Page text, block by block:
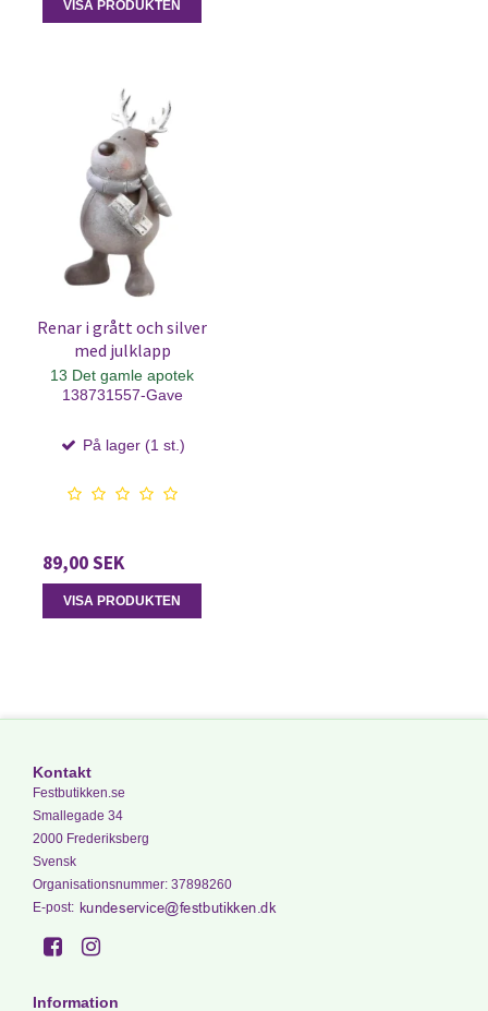
VISA PRODUKTEN
Renar i grått och silver
med julklapp
13 Det gamle apotek
138731557-Gave
På lager (1 st.)
89,00 SEK
VISA PRODUKTEN
Kontakt
Festbutikken.se
Smallegade 34
2000 Frederiksberg
Svensk
Organisationsnummer: 37898260
E-post:
Information